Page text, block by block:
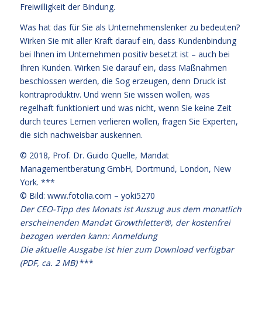
Freiwilligkeit der Bindung.
Was hat das für Sie als Unternehmenslenker zu bedeuten?
Wirken Sie mit aller Kraft darauf ein, dass Kundenbindung
bei Ihnen im Unternehmen positiv besetzt ist – auch bei
Ihren Kunden. Wirken Sie darauf ein, dass Maßnahmen
beschlossen werden, die Sog erzeugen, denn Druck ist
kontraproduktiv. Und wenn Sie wissen wollen, was
regelhaft funktioniert und was nicht, wenn Sie keine Zeit
durch teures Lernen verlieren wollen, fragen Sie Experten,
die sich nachweisbar auskennen.
© 2018, Prof. Dr. Guido Quelle, Mandat
Managementberatung GmbH, Dortmund, London, New
York. ***
© Bild: www.fotolia.com – yoki5270
Der CEO-Tipp des Monats ist Auszug aus dem monatlich
erscheinenden Mandat Growthletter®, der kostenfrei
bezogen werden kann:Anmeldung
Die aktuelle Ausgabe ist hier zum Download verfügbar
(PDF, ca. 2 MB)***